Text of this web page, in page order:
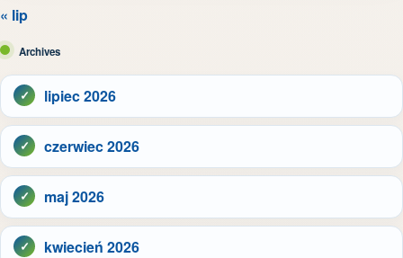
« lip
Archives
lipiec 2026
czerwiec 2026
maj 2026
kwiecień 2026